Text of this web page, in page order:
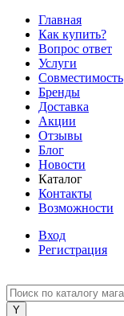
Главная
Как купить?
Вопрос ответ
Услуги
Совместимость
Бренды
Доставка
Акции
Отзывы
Блог
Новости
Каталог
Контакты
Возможности
Вход
Регистрация